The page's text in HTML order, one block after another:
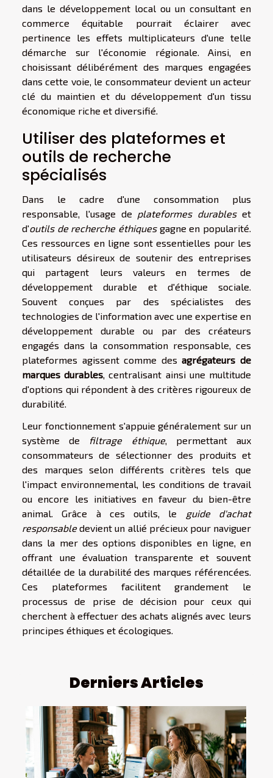
dans le développement local ou un consultant en
commerce équitable pourrait éclairer avec
pertinence les effets multiplicateurs d'une telle
démarche sur l'économie régionale. Ainsi, en
choisissant délibérément des marques engagées
dans cette voie, le consommateur devient un acteur
clé du maintien et du développement d'un tissu
économique riche et diversifié.
Utiliser des plateformes et
outils de recherche
spécialisés
Dans le cadre d'une consommation plus
responsable, l'usage de plateformes durableset
d'outils de recherche éthiquesgagne en popularité.
Ces ressources en ligne sont essentielles pour les
utilisateurs désireux de soutenir des entreprises
qui partagent leurs valeurs en termes de
développement durable et d'éthique sociale.
Souvent conçues par des spécialistes des
technologies de l'information avec une expertise en
développement durable ou par des créateurs
engagés dans la consommation responsable, ces
plateformes agissent comme desagrégateurs de
marques durables, centralisant ainsi une multitude
d'options qui répondent à des critères rigoureux de
durabilité.
Leur fonctionnement s'appuie généralement sur un
système de filtrage éthique, permettant aux
consommateurs de sélectionner des produits et
des marques selon différents critères tels que
l'impact environnemental, les conditions de travail
ou encore les initiatives en faveur du bien-être
animal. Grâce à ces outils, le
guide d'achat
responsabledevient un allié précieux pour naviguer
dans la mer des options disponibles en ligne, en
offrant une évaluation transparente et souvent
détaillée de la durabilité des marques référencées.
Ces plateformes facilitent grandement le
processus de prise de décision pour ceux qui
cherchent à effectuer des achats alignés avec leurs
principes éthiques et écologiques.
Derniers Articles